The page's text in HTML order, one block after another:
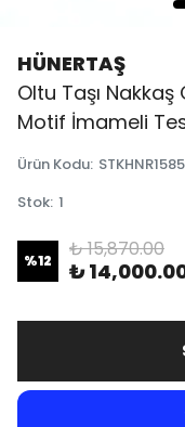
HÜNERTAŞ
Oltu Taşı Nakkaş
Motif İmameli
Ürün Kodu:
Stok: 1
%12 ₺ 15,870.00
₺